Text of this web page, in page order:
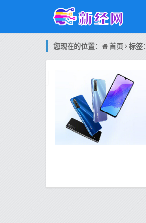
您现在的位置： 首页 标签：